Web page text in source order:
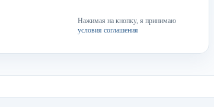
Нажимая на кнопку, я принимаю
условия соглашения